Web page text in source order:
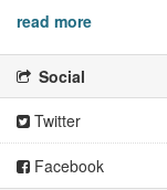
read more
Social
Twitter
Facebook